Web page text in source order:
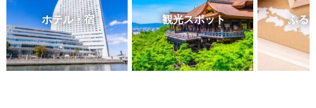
ホテル・宿 観光スポット ふる